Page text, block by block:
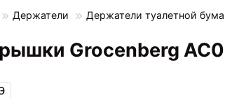
Держатели Держатели туалетной
Grocenberg